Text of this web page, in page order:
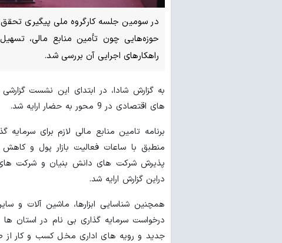
در سومین جلسه کارگروه ملی پیگیری تحقق
حوزه‌هایی چون تأمین منابع مالی،
راهکارهای اجرایی آن بررسی شد.
به گزارش شادا، در ابتدای این نشست
های اقتصادی در 9 محور به حضار ارایه شد.
برنامه تامین منابع مالی لازم برای سرمایه
منطبق با ساعات فعالیت بازار پول و کاهش
پذیرش شرکت های دانش بنیان و شرکت های
دراین گزارش ارایه شد.
همچنین شناسایی ابزارها، ماشین آلات و
درخواست سرمایه گذاری بی نام در استان
جدید و رویه های اداری مخل کسب و کار از